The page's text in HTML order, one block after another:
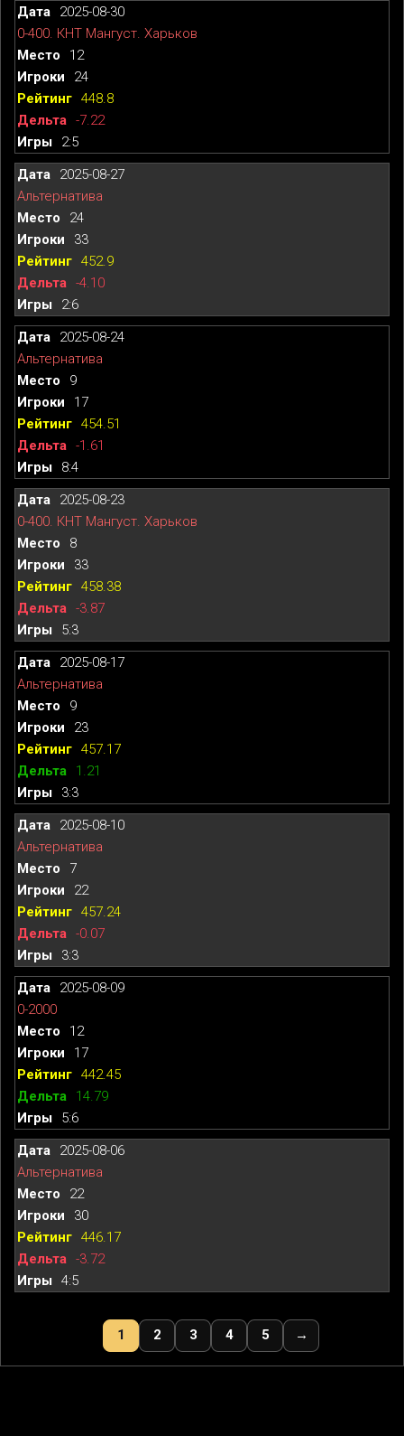
2025-08-30
0-400. КНТ Мангуст. Харьков
12
24
448.8
-7.22
2:5
2025-08-27
Альтернатива
24
33
452.9
-4.10
2:6
2025-08-24
Альтернатива
9
17
454.51
-1.61
8:4
2025-08-23
0-400. КНТ Мангуст. Харьков
8
33
458.38
-3.87
5:3
2025-08-17
Альтернатива
9
23
457.17
1.21
3:3
2025-08-10
Альтернатива
7
22
457.24
-0.07
3:3
2025-08-09
0-2000
12
17
442.45
14.79
5:6
2025-08-06
Альтернатива
22
30
446.17
-3.72
4:5
1 2 3 4 5 →